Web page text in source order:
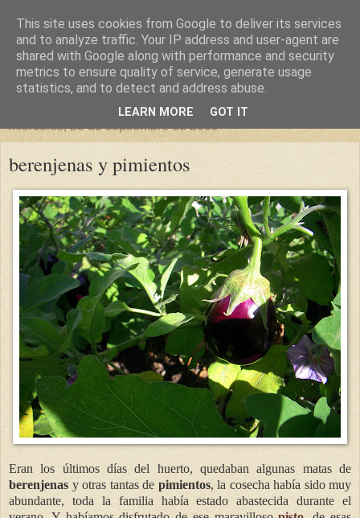
un sitio diferente
una casa para crecer, un castillo para soñar
miércoles, 23 de septiembre de 2009
berenjenas y pimientos
Eran los últimos días del huerto, quedaban algunas matas de
berenjenas y otras tantas de pimientos, la cosecha había sido muy
abundante, toda la familia había estado abastecida durante el
This site uses cookies from Google to deliver its services
and to analyze traffic. Your IP address and user-agent are
shared with Google along with performance and security
metrics to ensure quality of service, generate usage
statistics, and to detect and address abuse.
LEARN MORE GOT IT